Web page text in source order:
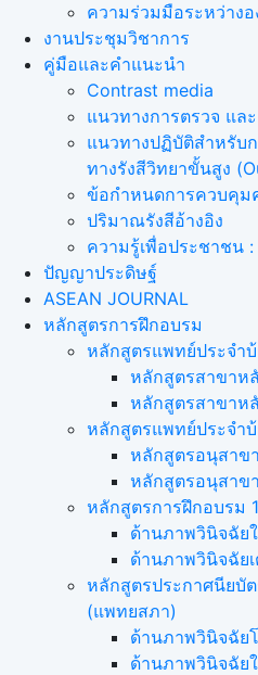
ความร่วมมือระหว่างอ
งานประชุมวิชาการ
คู่มือและคำแนะนำ
Contrast media
แนวทางการตรวจ แล
แนวทางปฏิบัติสำหรับ
ทางรังสีวิทยาขั้นสูง
ข้อกำหนดการควบคุม
ปริมาณรังสีอ้างอิง
ความรู้เพื่อประชาชน
ปัญญาประดิษฐ์
ASEAN JOURNAL
หลักสูตรการฝึกอบรม
หลักสูตรแพทย์ประจำ
หลักสูตรสาขาห
หลักสูตรสาขาห
หลักสูตรแพทย์ประจำ
หลักสูตรอนุสาข
หลักสูตรอนุสาข
หลักสูตรการฝึกอบรม
ด้านภาพวินิจฉัย
ด้านภาพวินิจฉัย
หลักสูตรประกาศนียบั
(แพทยสภา)
ด้านภาพวินิจฉัย
ด้านภาพวินิจฉัย